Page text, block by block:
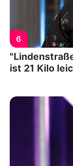
6
ist 21 Kilo